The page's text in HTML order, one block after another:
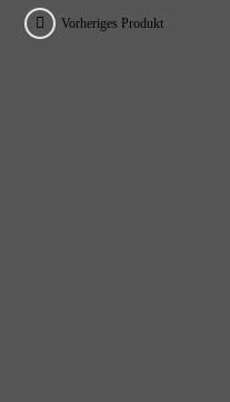
Vorheriges Produkt